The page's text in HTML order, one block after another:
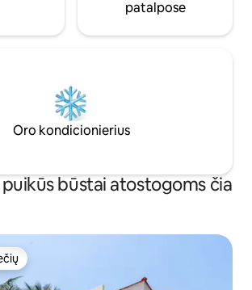
patalpose
Oro kondicionierius
būstai atostogoms čia